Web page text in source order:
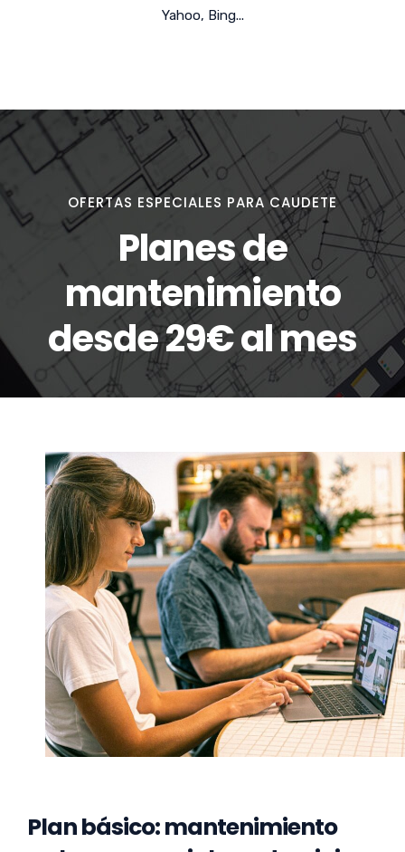
Yahoo, Bing...
OFERTAS ESPECIALES PARA CAUDETE
Planes de
mantenimiento
desde 29€ al mes
Plan básico: mantenimiento